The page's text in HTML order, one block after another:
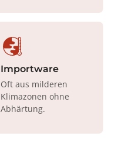
Importware
Oft aus milderen
Klimazonen ohne
Abhärtung.